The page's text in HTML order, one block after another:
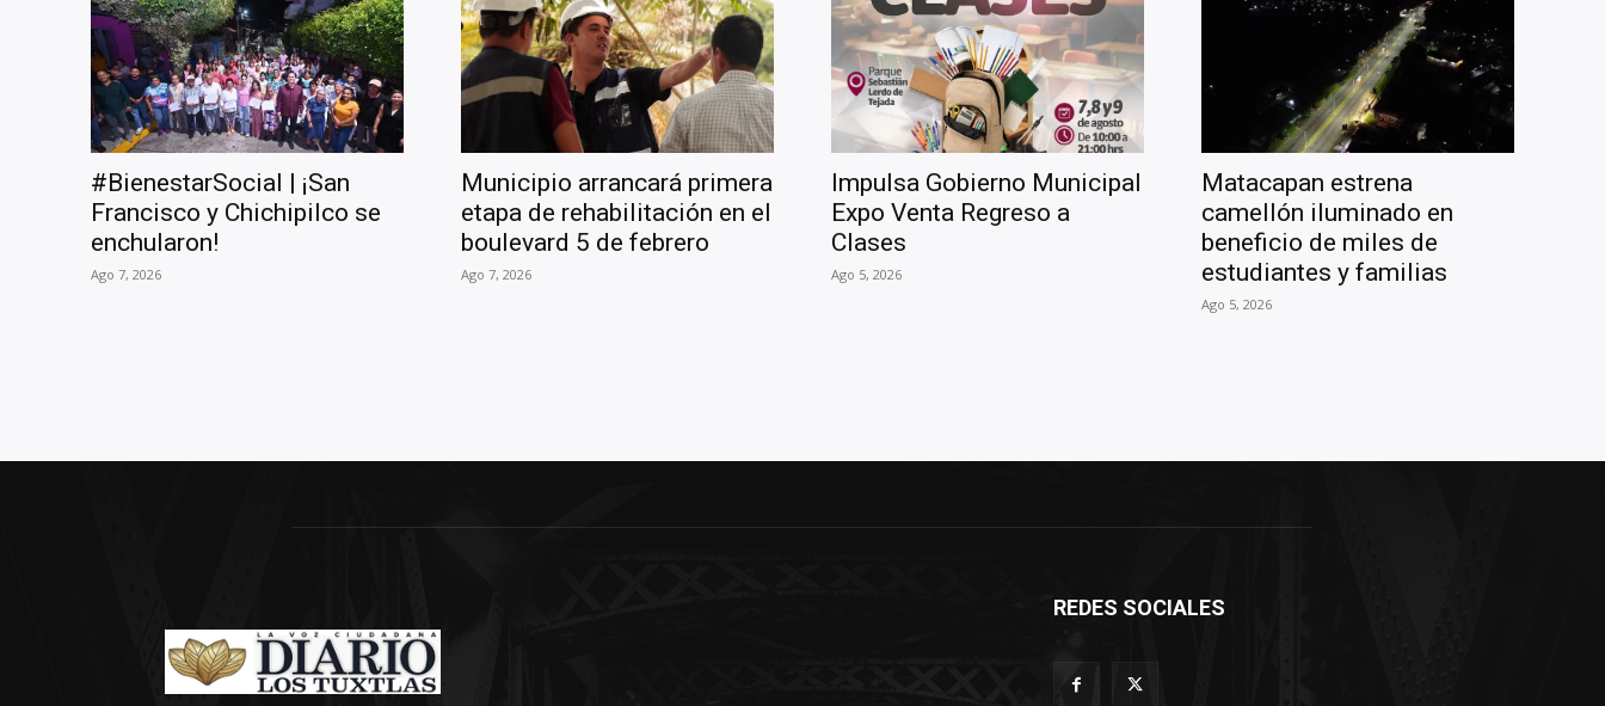
#BienestarSocial | ¡San
Francisco y Chichipilco se
enchularon!
Ago 7, 2026
Municipio arrancará primera
etapa de rehabilitación en el
boulevard 5 de febrero
Ago 7, 2026
Impulsa Gobierno Municipal
Expo Venta Regreso a
Clases
Ago 5, 2026
Matacapan estrena
camellón iluminado en
beneficio de miles de
estudiantes y familias
Ago 5, 2026
REDES SOCIALES